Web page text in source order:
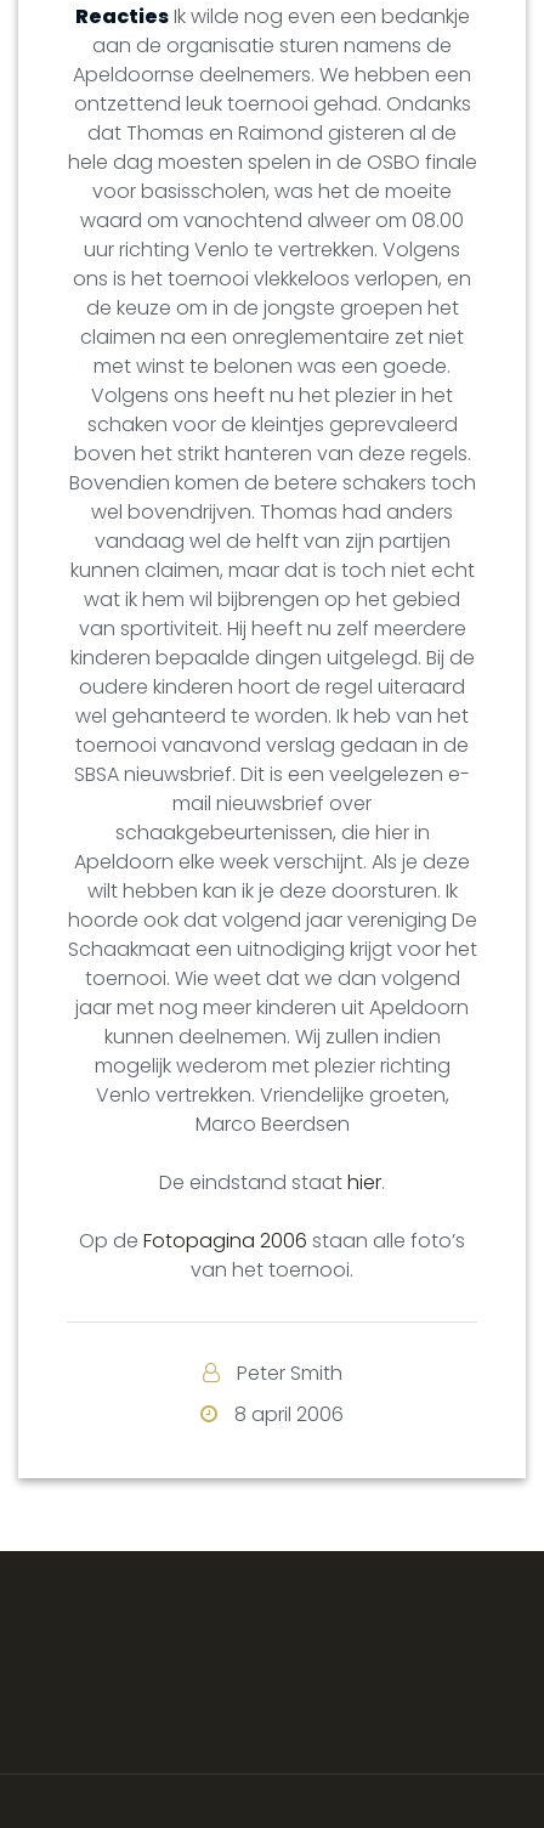
ReactiesIk wilde nog even een bedankje
aan de organisatie sturen namens de
Apeldoornse deelnemers. We hebben een
ontzettend leuk toernooi gehad. Ondanks
dat Thomas en Raimond gisteren al de
hele dag moesten spelen in de OSBO finale
voor basisscholen, was het de moeite
waard om vanochtend alweer om 08.00
uur richting Venlo te vertrekken. Volgens
ons is het toernooi vlekkeloos verlopen, en
de keuze om in de jongste groepen het
claimen na een onreglementaire zet niet
met winst te belonen was een goede.
Volgens ons heeft nu het plezier in het
schaken voor de kleintjes geprevaleerd
boven het strikt hanteren van deze regels.
Bovendien komen de betere schakers toch
wel bovendrijven. Thomas had anders
vandaag wel de helft van zijn partijen
kunnen claimen, maar dat is toch niet echt
wat ik hem wil bijbrengen op het gebied
van sportiviteit. Hij heeft nu zelf meerdere
kinderen bepaalde dingen uitgelegd. Bij de
oudere kinderen hoort de regel uiteraard
wel gehanteerd te worden. Ik heb van het
toernooi vanavond verslag gedaan in de
SBSA nieuwsbrief. Dit is een veelgelezen e-
mail nieuwsbrief over
schaakgebeurtenissen, die hier in
Apeldoorn elke week verschijnt. Als je deze
wilt hebben kan ik je deze doorsturen. Ik
hoorde ook dat volgend jaar vereniging De
Schaakmaat een uitnodiging krijgt voor het
toernooi. Wie weet dat we dan volgend
jaar met nog meer kinderen uit Apeldoorn
kunnen deelnemen. Wij zullen indien
mogelijk wederom met plezier richting
Venlo vertrekken. Vriendelijke groeten,
Marco Beerdsen
De eindstand staathier.
Op de Fotopagina 2006 staan alle foto’s
van het toernooi.
Peter Smith
8 april 2006